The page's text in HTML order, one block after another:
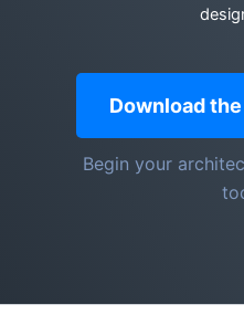
Download
Begin your